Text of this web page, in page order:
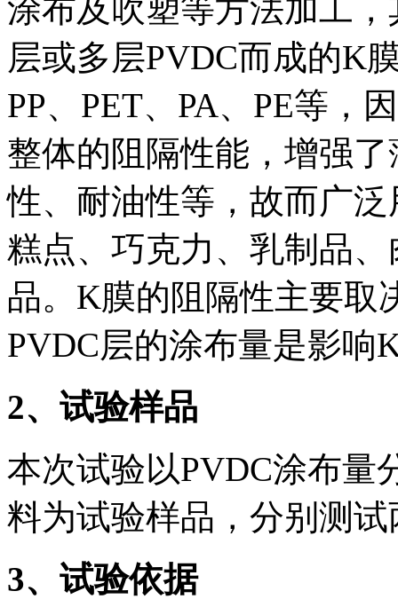
涂布及吹塑等方法加工
层或多层PVDC而成的K
PP、PET、PA、PE等，
整体的阻隔性能，增强
性、耐油性等，故而广
糕点、巧克力、乳制品
品。K膜的阻隔性主要取
PVDC层的涂布量是影响
2、试验样品
本次试验以PVDC涂布量
料为试验样品，分别测
3、试验依据